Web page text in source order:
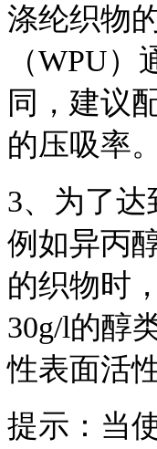
涤纶织物
（WPU
同，建议
的压吸率。
3、 为了达
例如异丙
的织物时
30g/l的醇
性表面活
提示：当